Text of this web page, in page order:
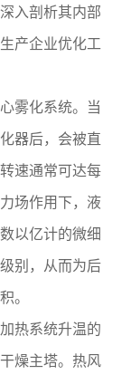
入剖析其内部
产企业优化工
雾化系统。当
器后，会被直
速通常可达每
场作用下，液
以亿计的微细
别，从而为后
。
热系统升温的
燥主塔。热风